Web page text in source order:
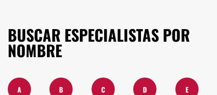
BUSCAR ESPECIALISTAS POR
NOMBRE
A B C D E